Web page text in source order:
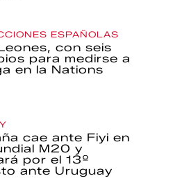
ESPAÑOLAS
con seis
para medirse a
en la Nations
cae ante Fiyi en
M20 y
por el 13º
ante Uruguay